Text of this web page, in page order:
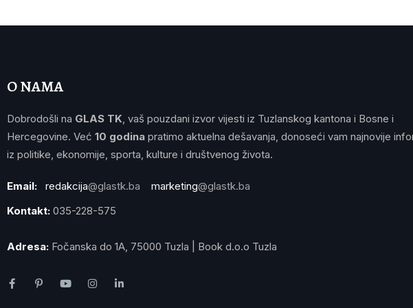
O NAMA
Dobrodošli na GLAS TK, vaš pouzdani izvor vijesti iz Tuzlanskog kantona i Bosne i
Hercegovine. Već 10 godina pratimo aktuelna dešavanja, donoseći vam najnovije
iz politike, ekonomije, sporta, kulture i društvenog života.
Email: redakcija@glastk.ba marketing@glastk.ba
Kontakt: 035-228-575
Adresa: Fočanska do 1A, 75000 Tuzla | Book d.o.o Tuzla